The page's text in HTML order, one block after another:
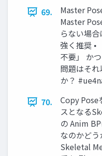
69.
Master
Master
らない場
強く推奨 •
不要」 か
問題はそ
か？
70.
Copy Pose
スとなる
の Anim
なのかどう
Skeletal